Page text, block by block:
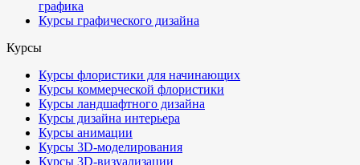
графика
Курсы графического дизайна
Курсы
Курсы флористики для начинающих
Курсы коммерческой флористики
Курсы ландшафтного дизайна
Курсы дизайна интерьера
Курсы анимации
Курсы 3D-моделирования
Курсы 3D-визуализации